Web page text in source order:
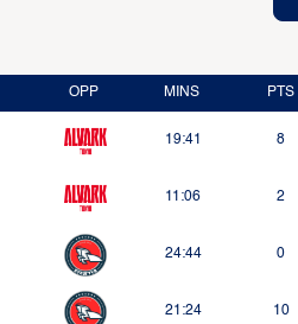
OPP MINS PTS
19:41 8
11:06 2
24:44 0
21:24 10